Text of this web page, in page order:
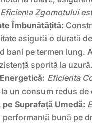
Eficiența Zgomotului
Îmbunătățită:
asigură o durată
bani pe termen lung.
sporită la uzură.
Eficienta
un consum redus de
Suprafață Umedă:
bună pe